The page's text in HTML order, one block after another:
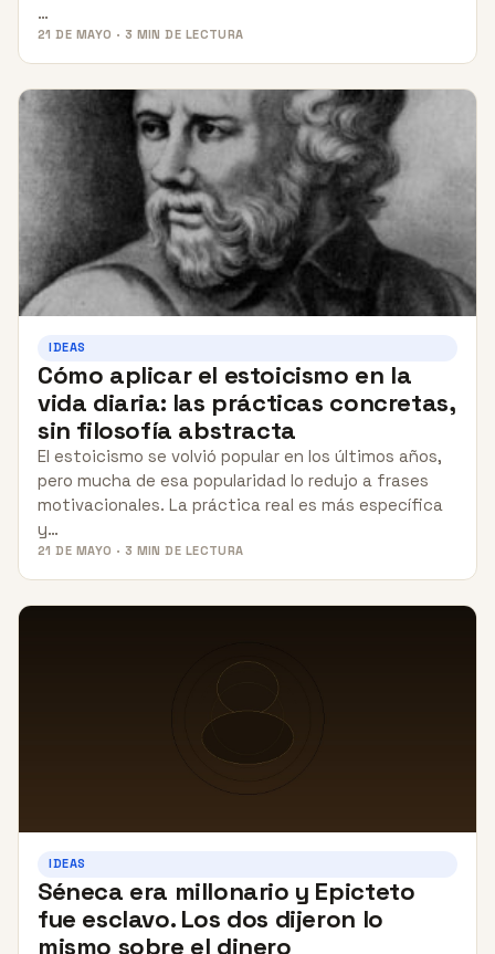
…
21 DE MAYO · 3 MIN DE LECTURA
IDEAS
Cómo aplicar el estoicismo en la
vida diaria: las prácticas concretas,
sin filosofía abstracta
El estoicismo se volvió popular en los últimos años,
pero mucha de esa popularidad lo redujo a frases
motivacionales. La práctica real es más específica
y…
21 DE MAYO · 3 MIN DE LECTURA
IDEAS
Séneca era millonario y Epicteto
fue esclavo. Los dos dijeron lo
mismo sobre el dinero